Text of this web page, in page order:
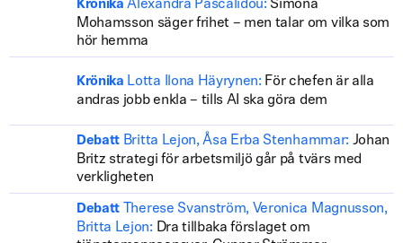
Krönika Alexandra Pascalidou: Simona
Mohamsson säger frihet – men talar om vilka som
hör hemma
Krönika Lotta Ilona Häyrynen: För chefen är alla
andras jobb enkla – tills AI ska göra dem
Debatt Britta Lejon, Åsa Erba Stenhammar: Johan
Britz strategi för arbetsmiljö går på tvärs med
verkligheten
Debatt
Therese Svanström, Veronica Magnusson,
Britta Lejon: Dra tillbaka förslaget om